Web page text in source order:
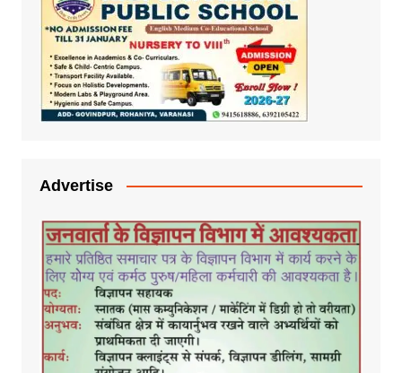
Advertise